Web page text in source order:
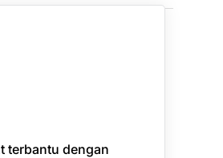
terbantu dengan